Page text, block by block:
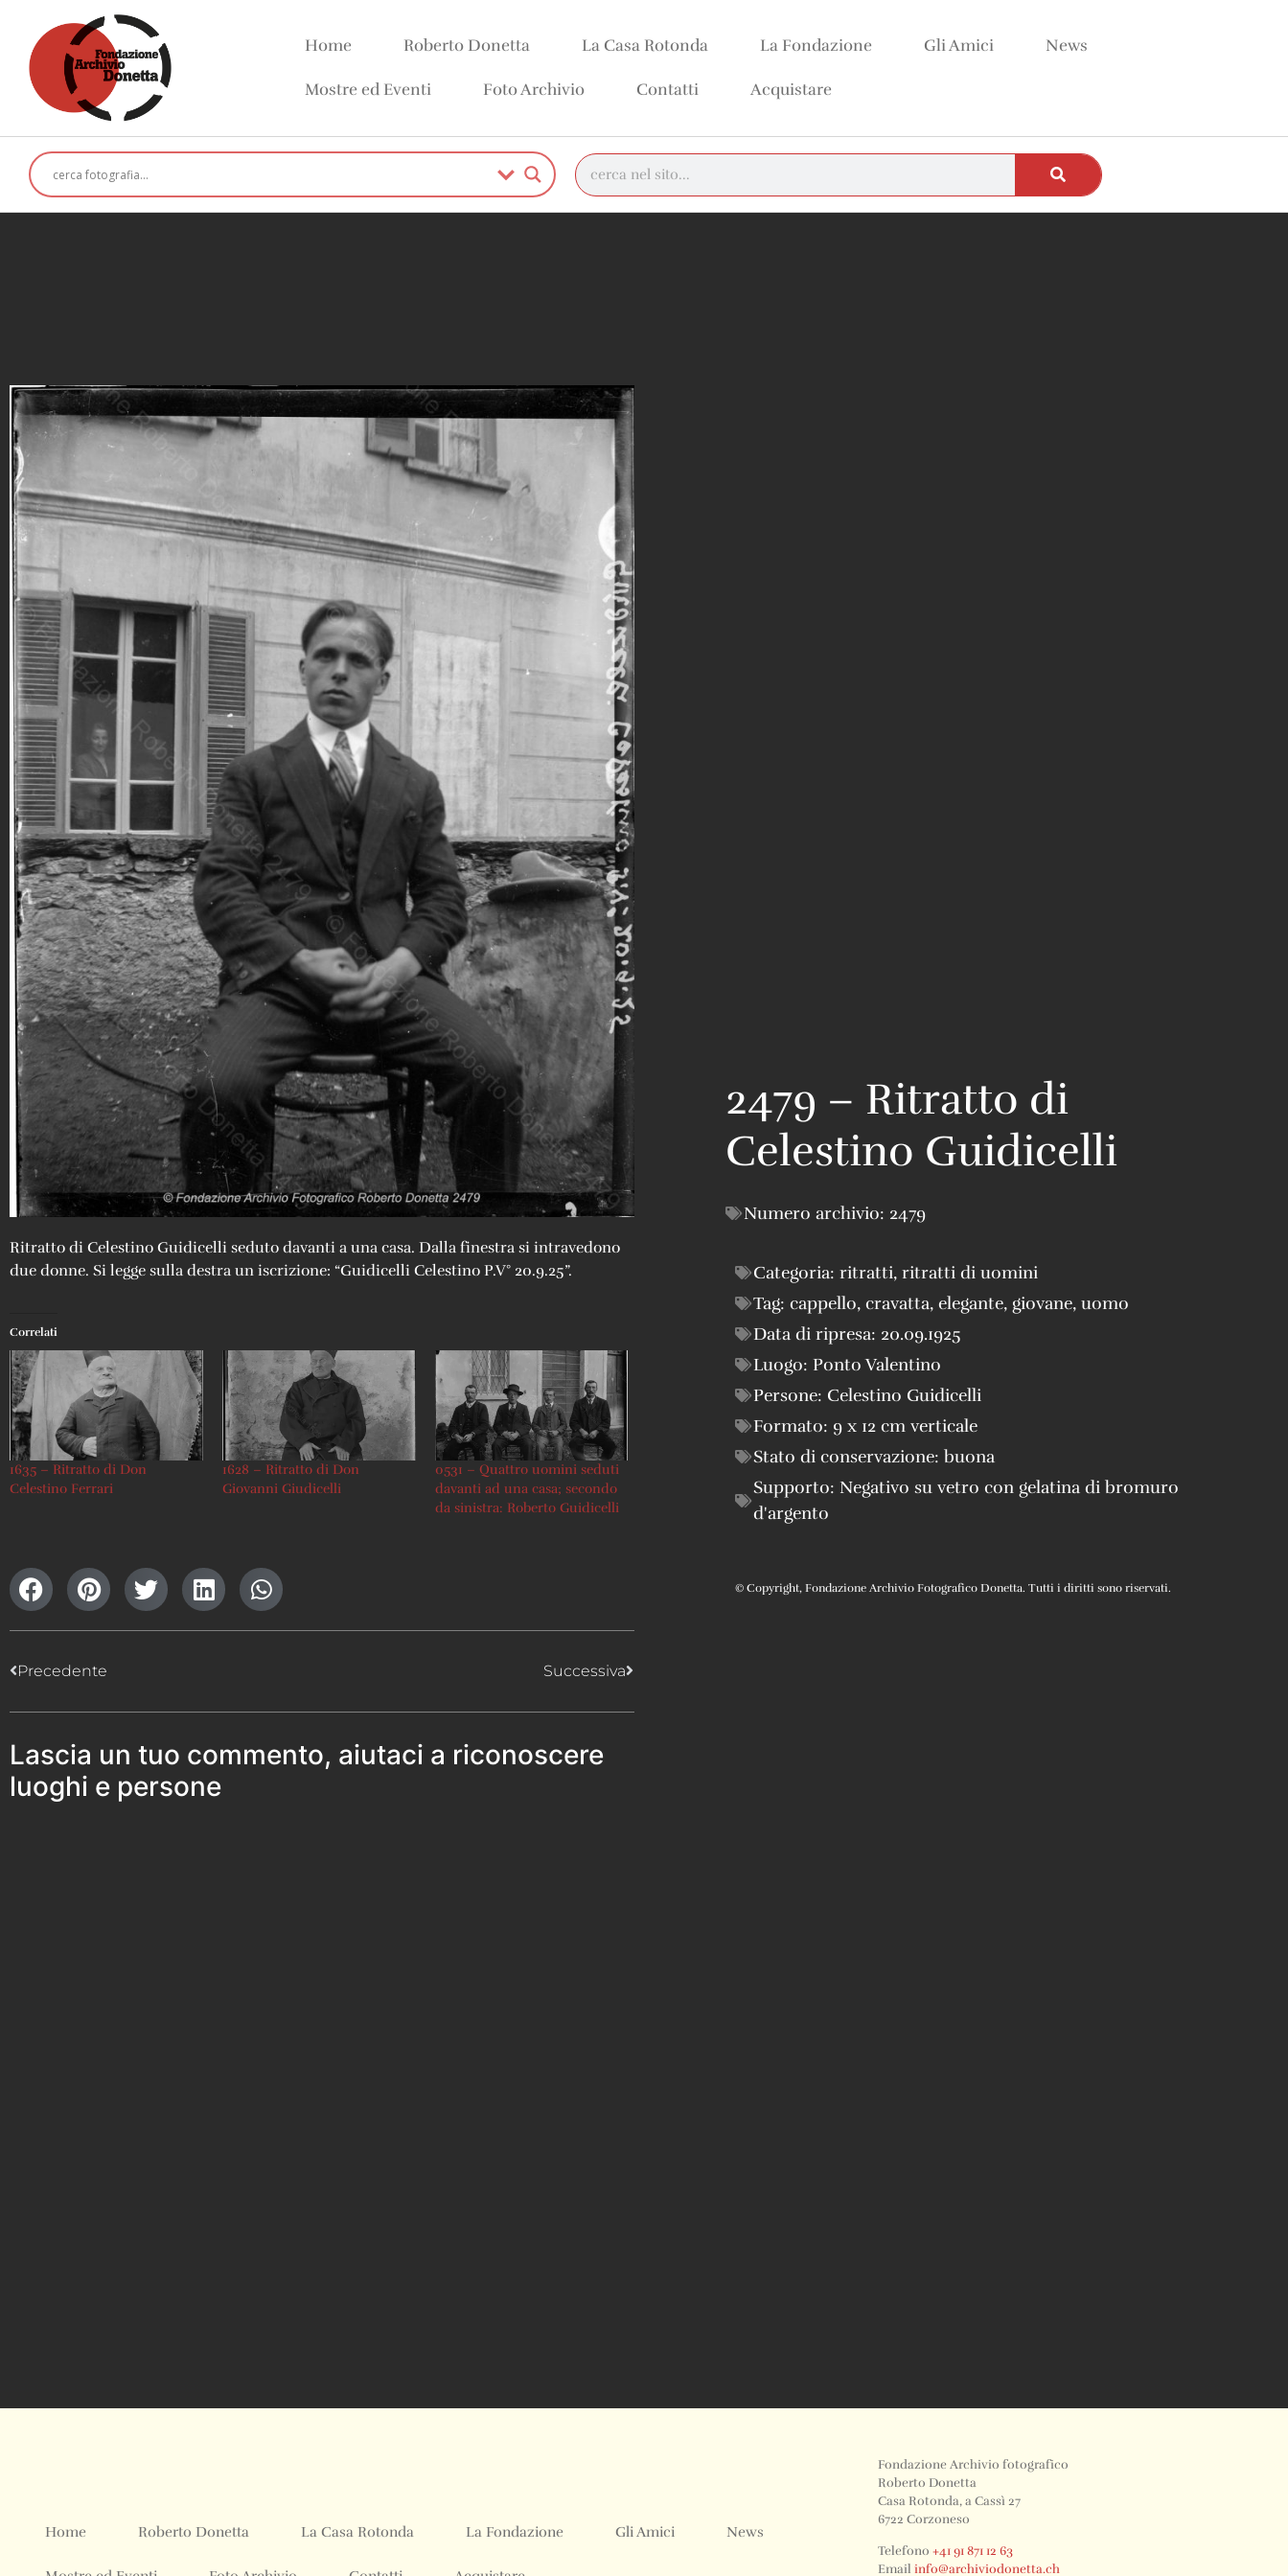
Home Roberto Donetta La Casa Rotonda La Fondazione Gli Amici News
Mostre ed Eventi Foto Archivio Contatti Acquistare
Ritratto di Celestino Guidicelli seduto davanti a una casa. Dalla finestra si intravedono
due donne. Si legge sulla destra un iscrizione: “Guidicelli Celestino P.V° 20.9.25”.
Correlati
1635 – Ritratto di Don
Celestino Ferrari
1628 – Ritratto di Don
Giovanni Giudicelli
0531 – Quattro uomini seduti
davanti ad una casa; secondo
da sinistra: Roberto Guidicelli
Precedente Successiva
Lascia un tuo commento, aiutaci a riconoscere
luoghi e persone
2479 – Ritratto di
Celestino Guidicelli
Numero archivio: 2479
Categoria: ritratti, ritratti di uomini
Tag: cappello, cravatta, elegante, giovane, uomo
Data di ripresa: 20.09.1925
Luogo: Ponto Valentino
Persone: Celestino Guidicelli
Formato: 9 x 12 cm verticale
Stato di conservazione: buona
Supporto: Negativo su vetro con gelatina di bromuro
d'argento
© Copyright, Fondazione Archivio Fotografico Donetta. Tutti i diritti sono riservati.
Home Roberto Donetta La Casa Rotonda La Fondazione Gli Amici News
Fondazione Archivio fotografico
Roberto Donetta
Casa Rotonda, a Cassì 27
6722 Corzoneso
Telefono +41 91 871 12 63
Email info@archiviodonetta.ch